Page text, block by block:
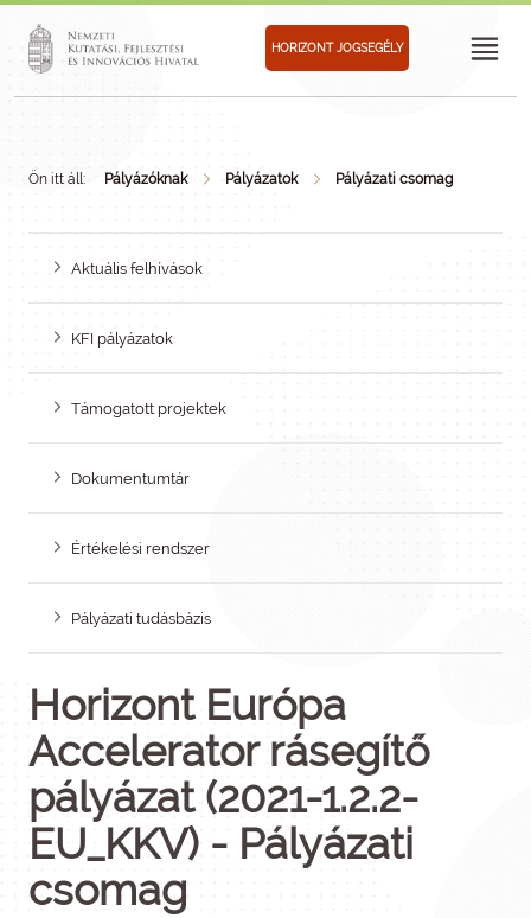
HORIZONT JOGSEGÉLY
Ön itt áll: Pályázóknak Pályázatok Pályázati csomag
Aktuális felhívások
KFI pályázatok
Támogatott projektek
Dokumentumtár
Értékelési rendszer
Pályázati tudásbázis
Horizont Európa
Accelerator rásegítő
pályázat (2021-1.2.2-
EU_KKV) - Pályázati
csomag